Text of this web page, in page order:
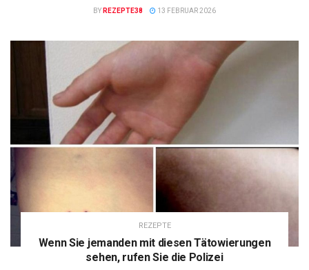
BY REZEPTE38 13 FEBRUAR 2026
REZEPTE
Wenn Sie jemanden mit diesen Tätowierungen
sehen, rufen Sie die Polizei